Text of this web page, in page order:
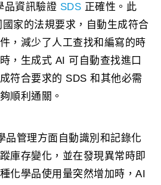
品資訊驗證 SDS 正確性。此
家的法規要求，自動生成符合
，減少了人工查找和編寫的時
，生成式 AI 可自動查找進口
符合要求的 SDS 和其他必需
順利通關。
品管理方面自動識別和記錄化
庫存變化，並在發現異常時即
化學品使用量突然增加時，AI